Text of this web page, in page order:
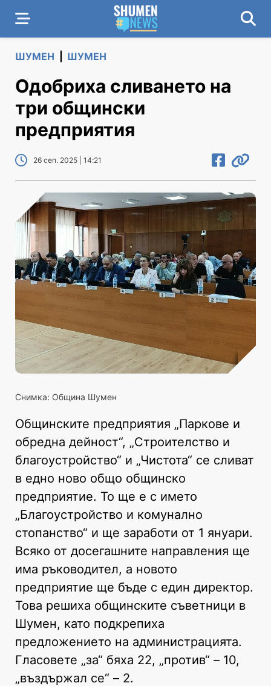
ШУМЕН ШУМЕН
Одобриха сливането на
три общински
предприятия
26 сеп. 2025 | 14:21
Снимка: Община Шумен
Общинските предприятия „Паркове и
обредна дейност“, „Строителство и
благоустройство“ и „Чистота“ се сливат
в едно ново общо общинско
предприятие. То ще е с името
„Благоустройство и комунално
стопанство“ и ще заработи от 1 януари.
Всяко от досегашните направления ще
има ръководител, а новото
предприятие ще бъде с един директор.
Това решиха общинските съветници в
Шумен, като подкрепиха
предложението на администрацията.
Гласовете „за“ бяха 22, „против“ – 10,
„въздържал се“ – 2.